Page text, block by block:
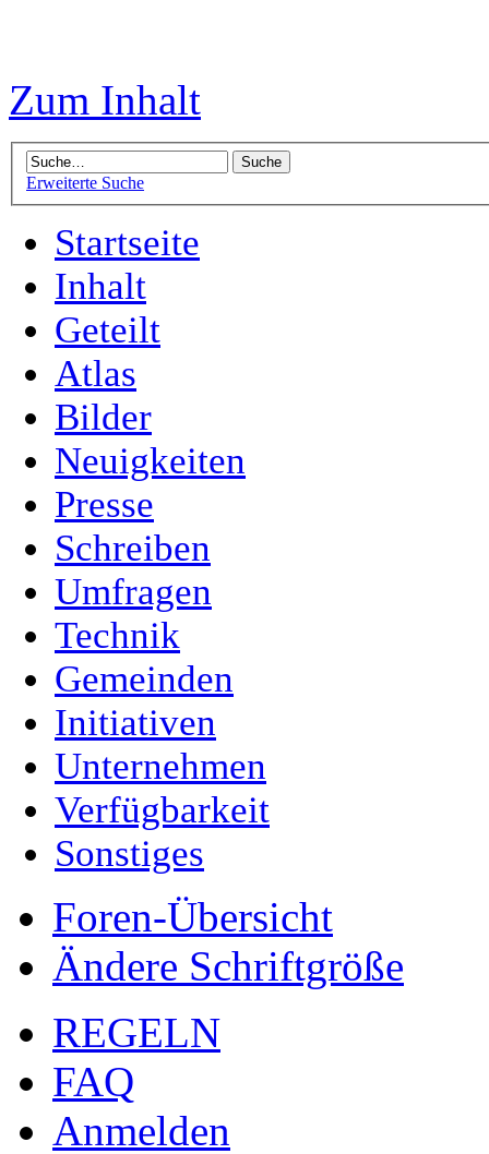
Zum Inhalt
Erweiterte Suche
Startseite
Inhalt
Geteilt
Atlas
Bilder
Neuigkeiten
Presse
Schreiben
Umfragen
Technik
Gemeinden
Initiativen
Unternehmen
Verfügbarkeit
Sonstiges
Foren-Übersicht
Ändere Schriftgröße
REGELN
FAQ
Anmelden